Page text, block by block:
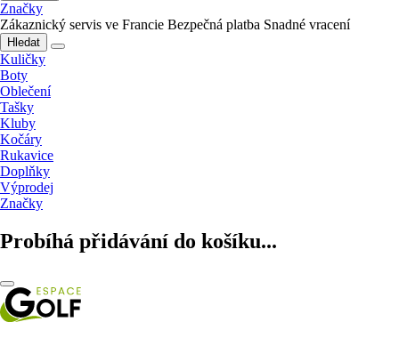
Značky
Zákaznický servis ve Francie Bezpečná platba Snadné vracení
Hledat
Kuličky
Boty
Oblečení
Tašky
Kluby
Kočáry
Rukavice
Doplňky
Výprodej
Značky
Probíhá přidávání do košíku...